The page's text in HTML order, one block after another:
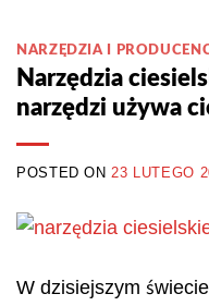
NARZĘDZIA I
Narzędzia
narzędzi używa
POSTED ON23 LUTEGO
W dzisiejszym